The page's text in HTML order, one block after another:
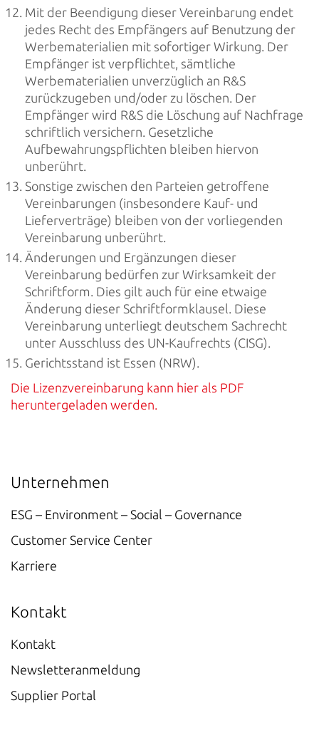
Mit der Beendigung dieser Vereinbarung endet
jedes Recht des Empfängers auf Benutzung der
Werbematerialien mit sofortiger Wirkung. Der
Empfänger ist verpflichtet, sämtliche
Werbematerialien unverzüglich an R&S
zurückzugeben und/oder zu löschen. Der
Empfänger wird R&S die Löschung auf Nachfrage
schriftlich versichern. Gesetzliche
Aufbewahrungspflichten bleiben hiervon
unberührt.
Sonstige zwischen den Parteien getroffene
Vereinbarungen (insbesondere Kauf- und
Lieferverträge) bleiben von der vorliegenden
Vereinbarung unberührt.
Änderungen und Ergänzungen dieser
Vereinbarung bedürfen zur Wirksamkeit der
Schriftform. Dies gilt auch für eine etwaige
Änderung dieser Schriftformklausel. Diese
Vereinbarung unterliegt deutschem Sachrecht
unter Ausschluss des UN-Kaufrechts (CISG).
Gerichtsstand ist Essen (NRW).
Die Lizenzvereinbarung kann hier als PDF
heruntergeladen werden.
Unternehmen
ESG – Environment – Social – Governance
Customer Service Center
Karriere
Kontakt
Kontakt
Newsletteranmeldung
Supplier Portal